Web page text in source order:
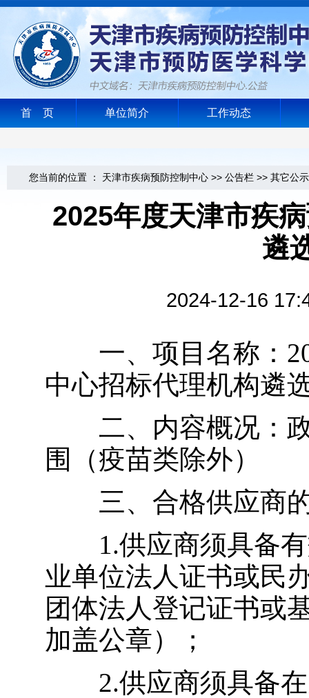
首 页 单位简介 工作动态
您当前的位置 ： 天津市疾病预防控制中心 >> 公告栏 >> 其它公示
2025年度天津市疾
遴
2024-12-16
一、项目名称：
中心招标代理机构遴
二、内容概况：政
围（疫苗类除外）
三、合格供应商的
1.供应商须具备有
业单位法人证书或民
团体法人登记证书或
加盖公章）；
2.供应商须具备在